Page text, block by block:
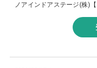
ノアインドアステージ(株)